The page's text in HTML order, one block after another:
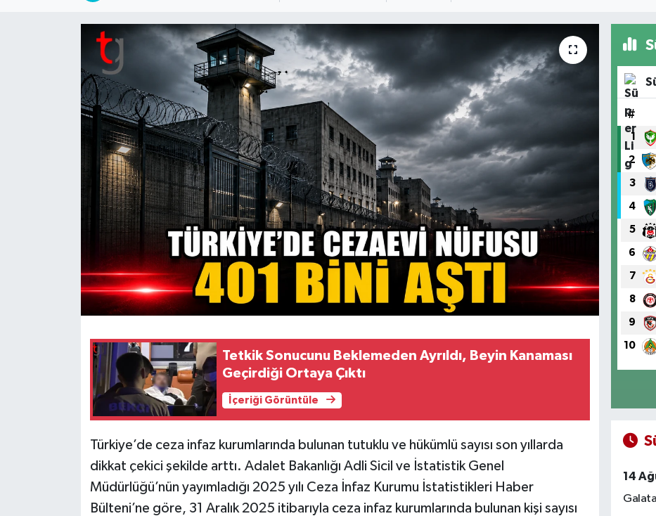
Tetkik Sonucunu Beklemeden Ayrıldı, Beyin Kanaması
Geçirdiği Ortaya Çıktı
İçeriği Görüntüle
Türkiye’de ceza infaz kurumlarında bulunan tutuklu ve hükümlü sayısı son yıllarda
dikkat çekici şekilde arttı. Adalet Bakanlığı Adli Sicil ve İstatistik Genel
Müdürlüğü’nün yayımladığı 2025 yılı Ceza İnfaz Kurumu İstatistikleri Haber
Bülteni’ne göre, 31 Aralık 2025 itibarıyla ceza infaz kurumlarında bulunan kişi sayısı
#
1
2
3
4
5
6
7
8
9
10
14